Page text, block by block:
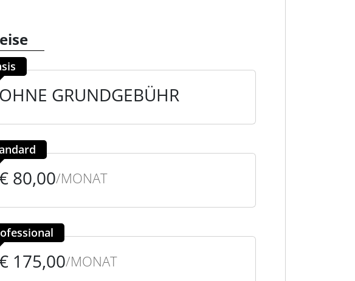
OHNE GRUNDGEBÜHR
80,00/MONAT
175,00/MONAT